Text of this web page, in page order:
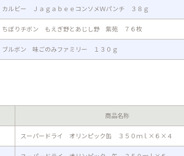
カルビー ＪａｇａｂｅｅコンソメＷパンチ ３８ｇ
ちぼりチボン もえぎ野とあじし野 紫苑 ７６枚
ブルボン 味ごのみファミリー １３０ｇ
商品名称
スーパードライ オリンピック缶 ３５０ｍｌ×６×４